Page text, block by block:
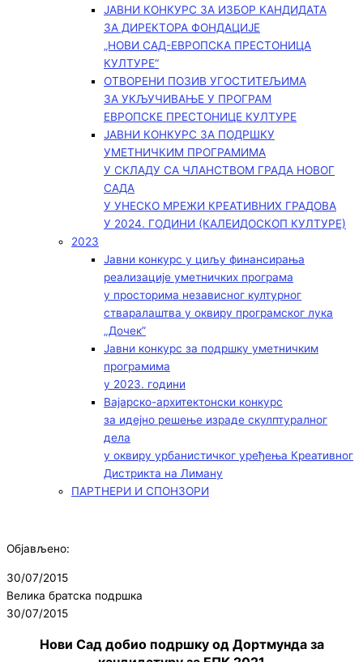
ЈАВНИ КОНКУРС ЗА ИЗБОР КАНДИДАТА
ЗА ДИРЕКТОРА ФОНДАЦИЈЕ
„НОВИ САД-ЕВРОПСКА ПРЕСТОНИЦА
КУЛТУРЕ“
ОТВОРЕНИ ПОЗИВ УГОСТИТЕЉИМА
ЗА УКЉУЧИВАЊЕ У ПРОГРАМ
ЕВРОПСКЕ ПРЕСТОНИЦЕ КУЛТУРЕ
ЈАВНИ КОНКУРС ЗА ПОДРШКУ
УМЕТНИЧКИМ ПРОГРАМИМА
У СКЛАДУ СА ЧЛАНСТВОМ ГРАДА НОВОГ
САДА
У УНЕСКО МРЕЖИ КРЕАТИВНИХ ГРАДОВА
У 2024. ГОДИНИ (КАЛЕИДОСКОП КУЛТУРЕ)
2023
Јавни конкурс у циљу финансирања
реализације уметничких програма
у просторима независног културног
стваралаштва у оквиру програмског лука
„Дочек”
Јавни конкурс за подршку уметничким
програмима
у 2023. години
Вајарско-архитектонски конкурс
за идејно решење израде скулптуралног
дела
у оквиру урбанистичког уређења Креативног
Дистрикта на Лиману
ПАРТНЕРИ И СПОНЗОРИ
Објављено:
30/07/2015
Велика братска подршка
30/07/2015
Нови Сад добио подршку од Дортмунда за